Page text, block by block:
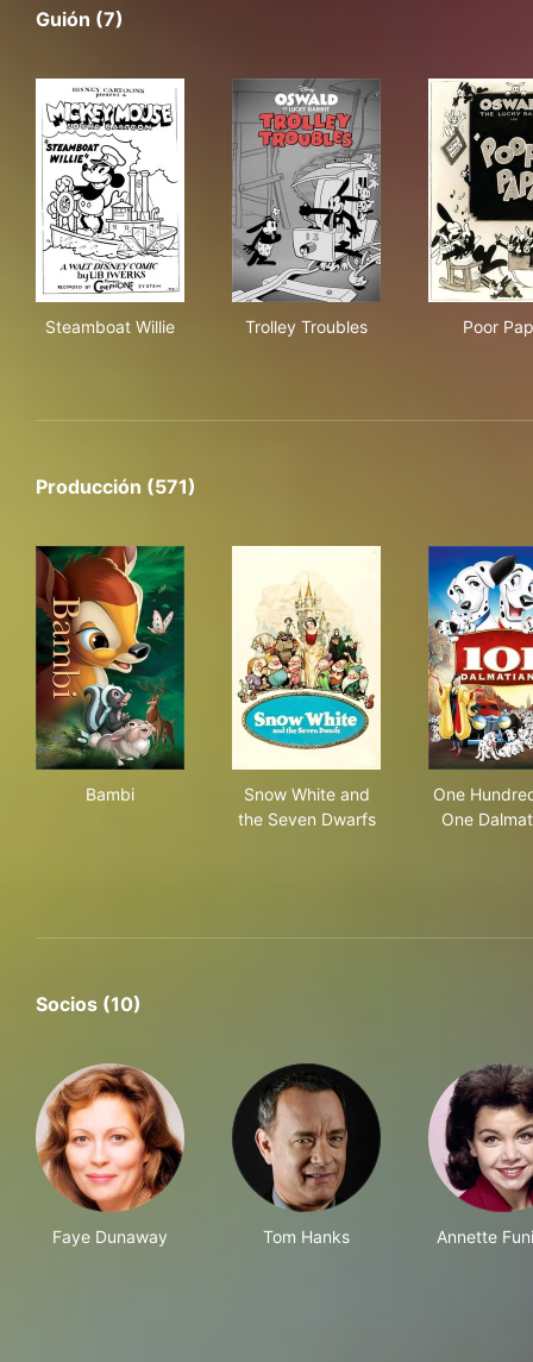
Guión (7)
Steamboat Willie Trolley Troubles Poor
Producción (571)
Bambi
Snow White and
the Seven Dwarfs
One
One
Socios (10)
Faye Dunaway Tom Hanks Annette